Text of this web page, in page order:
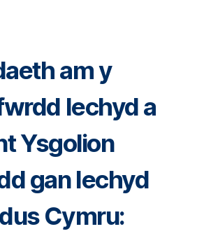
am y
Iechyd a
Ysgolion
gan Iechyd
Cymru: